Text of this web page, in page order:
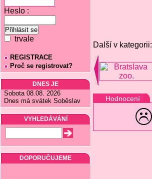
Heslo :
trvale
REGISTRACE
Proč se registrovat?
DNES JE
Sobota 08.08. 2026
Dnes má svátek Soběslav
VYHLEDÁVÁNÍ
DOPORUČUJEME
Další v kategorii:
Hodnocení